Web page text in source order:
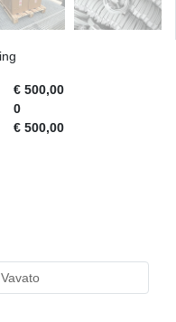
€ 500,00
0
€ 500,00